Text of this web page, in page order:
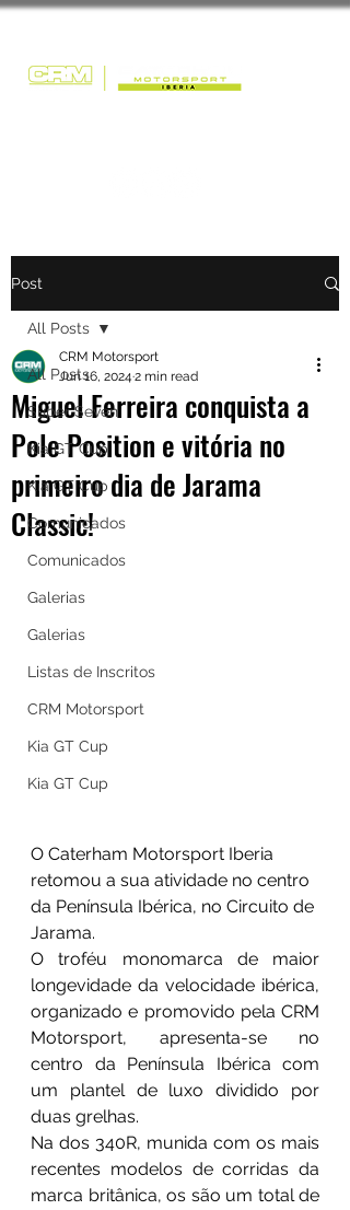
Post
All Posts
Super Seven
Kia GT Cup
Kia GT Cup
Comunicados
Comunicados
Galerias
Galerias
Listas de Inscritos
CRM Motorsport
Kia GT Cup
Kia GT Cup
All Posts
Miguel Ferreira conquista a
Pole Position e vitória no
primeiro dia de Jarama
Classic!
CRM Motorsport
Jun 16, 2024 2 min read
O Caterham Motorsport Iberia
retomou a sua atividade no centro
da Península Ibérica, no Circuito de
Jarama.
O troféu monomarca de maior
longevidade da velocidade ibérica,
organizado e promovido pela CRM
Motorsport, apresenta-se no
centro da Península Ibérica com
um plantel de luxo dividido por
duas grelhas.
Na dos 340R, munida com os mais
recentes modelos de corridas da
marca britânica, os são um total de